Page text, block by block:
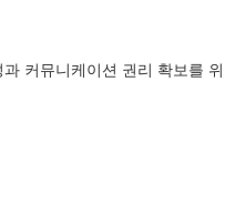
커뮤니케이션 권리 확보를